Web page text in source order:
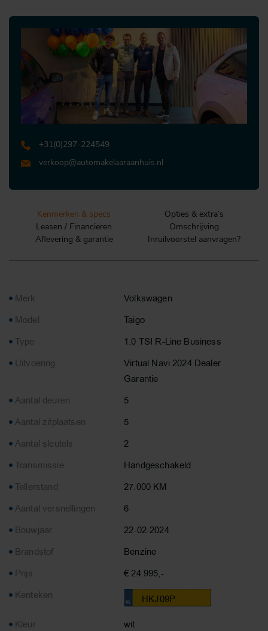
+31 (0)297-224549
verkoop@automakelaaraanhuis.nl
Kenmerken & specs
Opties & extra’s
Leasen / Financieren
Omschrijving
Aflevering & garantie
Inruilvoorstel aanvragen?
Merk
Volkswagen
Model
Taigo
Type
1.0 TSI R-Line Business
Uitvoering
Virtual Navi 2024 Dealer
Garantie
Aantal deuren
5
Aantal zitplaatsen
5
Aantal sleutels
2
Transmissie
Handgeschakeld
Tellerstand
27.000 KM
Aantal versnellingen
6
Bouwjaar
22-02-2024
Brandstof
Benzine
Prijs
€ 24.995,-
Kenteken
HKJ09P
Kleur
wit